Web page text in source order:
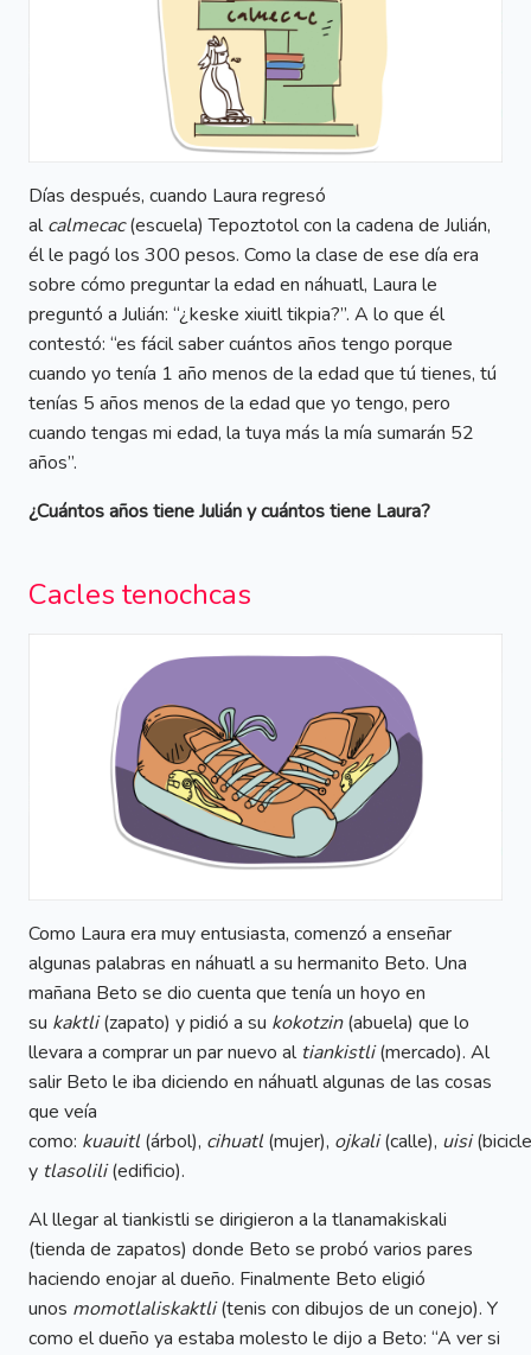
Días después, cuando Laura regresó
alcalmecac(escuela) Tepoztotol con la cadena de Julián,
él le pagó los 300 pesos. Como la clase de ese día era
sobre cómo preguntar la edad en náhuatl, Laura le
preguntó a Julián: “¿keske xiuitl tikpia?”. A lo que él
contestó: “es fácil saber cuántos años tengo porque
cuando yo tenía 1 año menos de la edad que tú tienes, tú
tenías 5 años menos de la edad que yo tengo, pero
cuando tengas mi edad, la tuya más la mía sumarán 52
años”.
¿Cuántos años tiene Julián y cuántos tiene Laura?
Cacles tenochcas
Como Laura era muy entusiasta, comenzó a enseñar
algunas palabras en náhuatl a su hermanito Beto. Una
mañana Beto se dio cuenta que tenía un hoyo en
su kaktli(zapato) y pidió a su kokotzin(abuela) que lo
llevara a comprar un par nuevo al tiankistli(mercado). Al
salir Beto le iba diciendo en náhuatl algunas de las cosas
que veía
como: kuauitl(árbol), cihuatl(mujer), ojkali(calle), uisi
y tlasolili(edificio).
Al llegar al tiankistli se dirigieron a la tlanamakiskali
(tienda de zapatos) donde Beto se probó varios pares
haciendo enojar al dueño. Finalmente Beto eligió
unos momotlaliskaktli(tenis con dibujos de un conejo). Y
como el dueño ya estaba molesto le dijo a Beto: “A ver si